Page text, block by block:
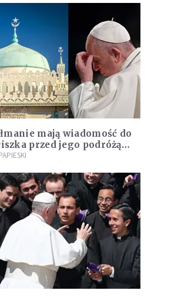
mają wiadomość do
przed jego podróżą